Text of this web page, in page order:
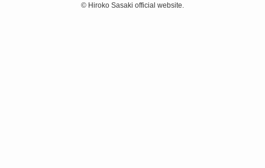
© Hiroko Sasaki official website.